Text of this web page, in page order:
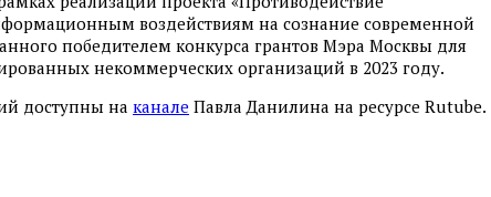
воздействиям на сознание современной
победителем конкурса грантов Мэра Москвы для
некоммерческих организаций в 2023 году.
доступны на канале Павла Данилина на ресурсе Rutube.